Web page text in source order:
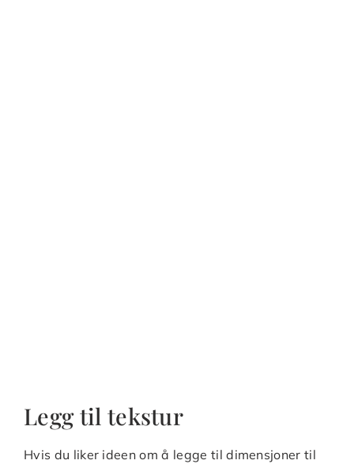
Legg til tekstur
Hvis du liker ideen om å legge til dimensjoner til